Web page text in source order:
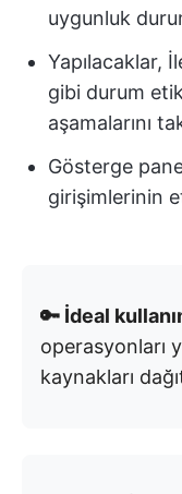
uygunluk
Yapılacaklar,
gibi durum
aşamalarını
Gösterge
girişimlerinin
🔑 İdeal
operasyonları
kaynakları